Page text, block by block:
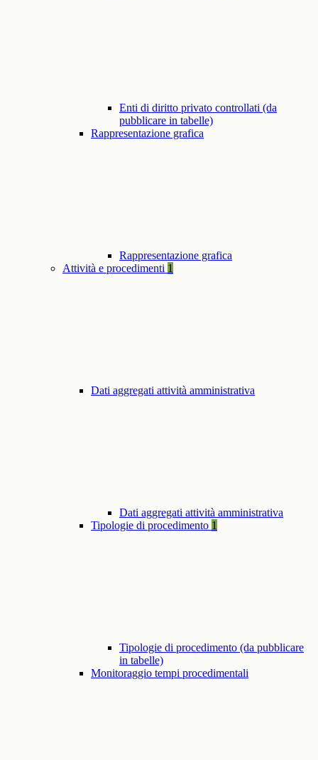
Enti di diritto privato controllati (da
pubblicare in tabelle)
Rappresentazione grafica
Rappresentazione grafica
Attività e procedimenti 1
Dati aggregati attività amministrativa
Dati aggregati attività amministrativa
Tipologie di procedimento 1
Tipologie di procedimento (da pubblicare
in tabelle)
Monitoraggio tempi procedimentali